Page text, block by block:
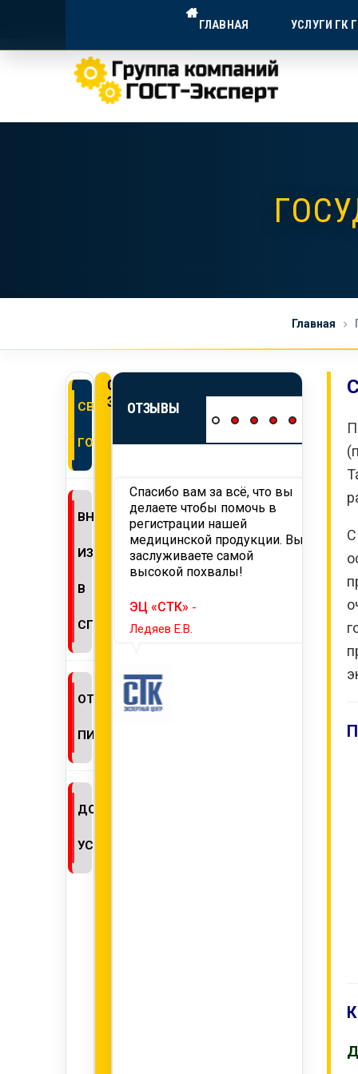
ГОСТ-ЭКСПЕРТ —
Экспертное сопровождение для
ГЛАВНАЯ УСЛУГИ ГК
Главная
СВИДЕТЕЛЬСТВО
ГОСРЕГИСТРАЦИИ
ВНЕСЕНИЕ
ИЗМЕНЕНИЙ
В
СГР
ОТКАЗНОЕ
ПИСЬМО
ДОПОЛНИТЕЛЬНЫЕ
УСЛУГИ
ОНЛАЙН
ЗАЯВКА
ОТЗЫВЫ
и проведение
на территорию
-
Спасибо вам за всё, что вы
делаете чтобы помочь в
регистрации нашей
медицинской продукции. Вы
заслуживаете самой
высокой похвалы!
ЭЦ «СТК» -
Ледяев Е.В.
ТД